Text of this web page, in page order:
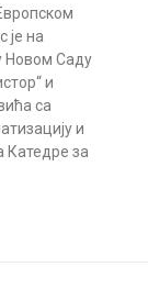
је на
Новом Саду
и
са
и
Катедре за